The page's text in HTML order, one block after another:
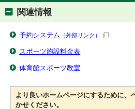
関連情報
予約システム （外部リンク）
スポーツ施設料金表
体育館スポーツ教室
より良いホームページにするために、
かせください。